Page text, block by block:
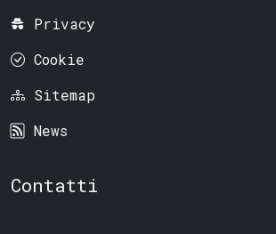
Privacy
Cookie
Sitemap
News
Contatti